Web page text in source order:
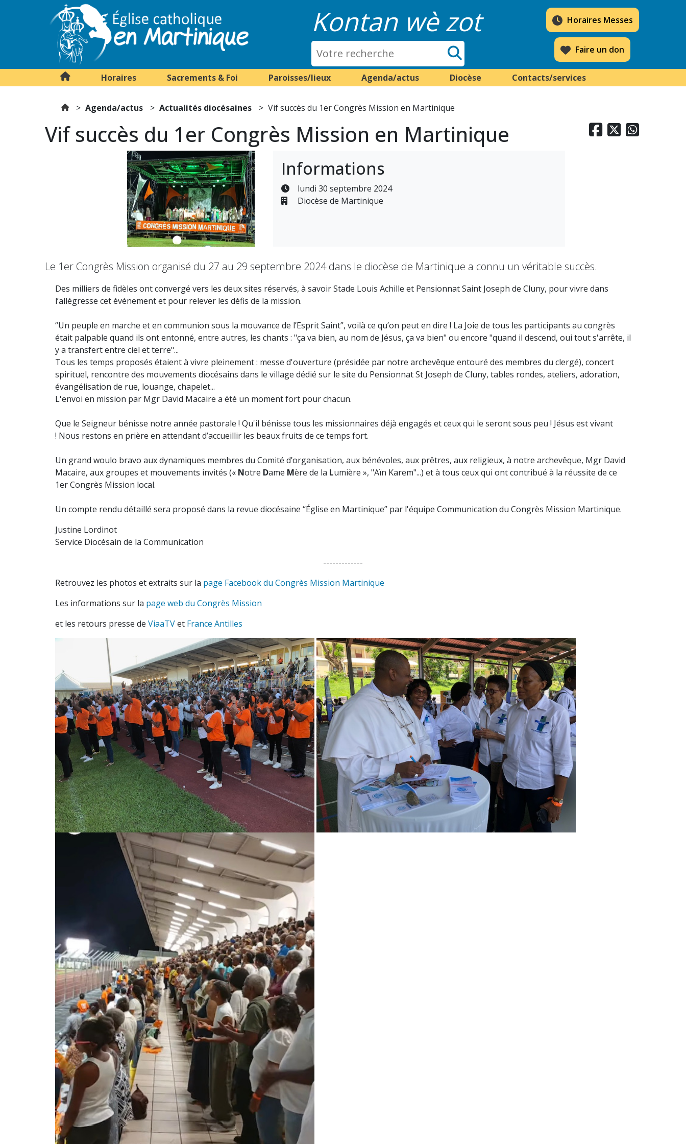
Kontan wè zot Horaires Messes
Faire un don
Horaires Sacrements & Foi Paroisses/lieux Agenda/actus Diocèse Contacts/services
Agenda/actus Actualités diocésaines Vif succès du 1er Congrès Mission en Martinique
  
Vif succès du 1er Congrès Mission en Martinique
Informations
lundi 30 septembre 2024
Diocèse de Martinique
Le 1er Congrès Mission organisé du 27 au 29 septembre 2024 dans le diocèse de Martinique a connu un véritable succès.
Des milliers de fidèles ont convergé vers les deux sites réservés, à savoir Stade Louis Achille et Pensionnat Saint Joseph de Cluny, pour vivre dans
l’allégresse cet événement et pour relever les défis de la mission.
“Un peuple en marche et en communion sous la mouvance de l’Esprit Saint”, voilà ce qu’on peut en dire ! La Joie de tous les participants au congrès
était palpable quand ils ont entonné, entre autres, les chants : "ça va bien, au nom de Jésus, ça va bien" ou encore "quand il descend, oui tout s'arrête, il
y a transfert entre ciel et terre"...
Tous les temps proposés étaient à vivre pleinement : messe d'ouverture (présidée par notre archevêque entouré des membres du clergé), concert
spirituel, rencontre des mouvements diocésains dans le village dédié sur le site du Pensionnat St Joseph de Cluny, tables rondes, ateliers, adoration,
évangélisation de rue, louange, chapelet...
L'envoi en mission par Mgr David Macaire a été un moment fort pour chacun.
Que le Seigneur bénisse notre année pastorale ! Qu'il bénisse tous les missionnaires déjà engagés et ceux qui le seront sous peu ! Jésus est vivant
! Nous restons en prière en attendant d’accueillir les beaux fruits de ce temps fort.
Un grand woulo bravo aux dynamiques membres du Comité d’organisation, aux bénévoles, aux prêtres, aux religieux, à notre archevêque, Mgr David
Macaire, aux groupes et mouvements invités (« Notre Dame Mère de la Lumière », "Aïn Karem"...) et à tous ceux qui ont contribué à la réussite de ce
1er Congrès Mission local.
Un compte rendu détaillé sera proposé dans la revue diocésaine “Église en Martinique” par l'équipe Communication du Congrès Mission Martinique.
Justine Lordinot
Service Diocésain de la Communication
-------------
Retrouvez les photos et extraits sur la page Facebook du Congrès Mission Martinique
Les informations sur la page web du Congrès Mission
et les retours presse de ViaaTVet France Antilles